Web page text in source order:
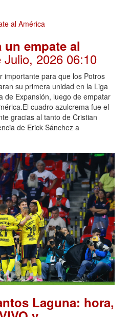
empate al
Julio, 2026 06:10
importante para que los Potros
su primera unidad en la Liga
de Expansión, luego de empatar
cuadro azulcrema fue el
gracias al tanto de Cristian
de Erick Sánchez a
Laguna: hora,